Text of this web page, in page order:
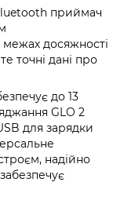
приймач
межах досяжності
точні дані про
до 13
GLO 2
для зарядки
надійно